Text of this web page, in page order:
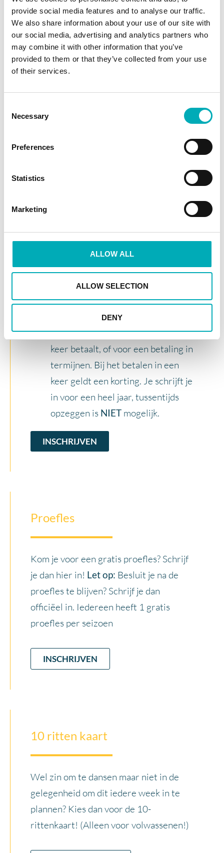
provide social media features and to analyse our traffic.
We also share information about your use of our site with
our social media, advertising and analytics partners who
may combine it with other information that you’ve
provided to them or that they’ve collected from your use
of their services.
Selection
Necessary
Preferences
Statistics
Marketing
ALLOW ALL
ALLOW SELECTION
DENY
Inschrijven kan via het online
inschrijfformulier.
Tijdens onze lessen zijn er geen
ouders bij de les aanwezig,
gedurende het jaar zullen er
kijkmomenten zijn.
Besluit je na de proefles te blijven?
aantal maanden dat u dit cursusjaar
les altijd een gratis proefles!
Besluit je na de proefles te blijven
dan geldt onderstaande;
Betaling verloopt via een
automatische incasso. Je kunt
kiezen voor een éénmalige incasso
waarbij je het hele bedrag in een
keer betaalt, of voor een betaling in
termijnen. Bij het betalen in een
keer geldt een korting. Je schrijft je
in voor een heel jaar, tussentijds
opzeggen is NIET mogelijk.
INSCHRIJVEN
Proefles
Kom je voor een gratis proefles? Schrijf
je dan hier in! Let op: Besluit je na de
proefles te blijven? Schrijf je dan
officiëel in. Iedereen heeft 1 gratis
proefles per seizoen
INSCHRIJVEN
10 ritten kaart
Wel zin om te dansen maar niet in de
gelegenheid om dit iedere week in te
plannen? Kies dan voor de 10-
rittenkaart! (Alleen voor volwassenen!)